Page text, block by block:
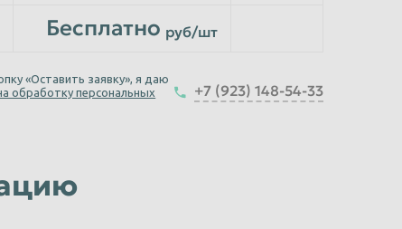
Бесплатно руб/шт
«Оставить заявку», я даю
обработку персональных
+7 (923) 148-54-33